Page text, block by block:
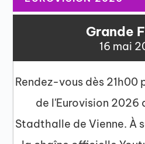
Grande
16 mai
Rendez-vous dès 21h00
de l'Eurovision 2026
Stadthalle de Vienne. À